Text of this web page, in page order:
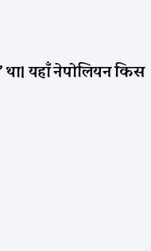
था। यहाँ नेपोलियन किस